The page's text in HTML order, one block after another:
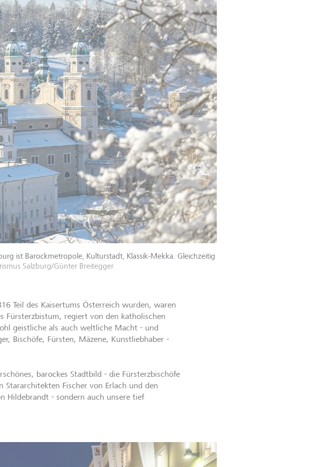
ist Barockmetropole, Kulturstadt, Klassik-Mekka. Gleichzeitig
Salzburg/Günter Breitegger
Teil des Kaisertums Österreich wurden, waren
Fürsterzbistum, regiert von den katholischen
geistliche als auch weltliche Macht - und
Bischöfe, Fürsten, Mäzene, Kunstliebhaber -
barockes Stadtbild - die Fürsterzbischöfe
Fischer von Erlach und den
Hildebrandt - sondern auch unsere tief